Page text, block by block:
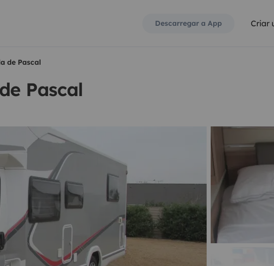
Descarregar a App Criar
de Pascal
Pascal